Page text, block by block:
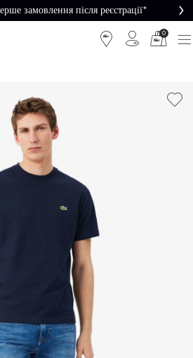
замовлення після реєстрації*
0